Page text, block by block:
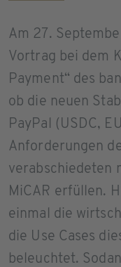
Am 27.
Vortrag bei dem
Payment“ des
ob die neuen
PayPal (USDC,
Anforderungen
verabschiedeten
MiCAR erfüllen.
einmal die
die Use Cases
beleuchtet.